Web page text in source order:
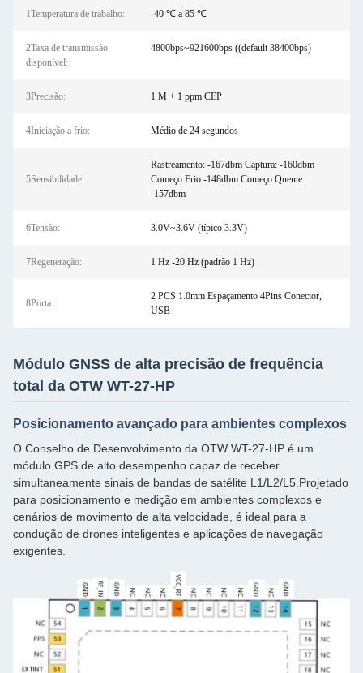
1Temperatura de trabalho: -40 ℃ a 85 ℃
2Taxa de transmissão
disponível:
4800bps~921600bps ((default 38400bps)
3Precisão: 1 M + 1 ppm CEP
4Iniciação a frio: Médio de 24 segundos
5Sensibilidade:
Rastreamento: -167dbm Captura: -160dbm
Começo Frio -148dbm Começo Quente:
-157dbm
6Tensão: 3.0V~3.6V (típico 3.3V)
7Regeneração: 1 Hz -20 Hz (padrão 1 Hz)
8Porta:
2 PCS 1.0mm Espaçamento 4Pins Conector,
USB
Módulo GNSS de alta precisão de frequência
total da OTW WT-27-HP
Posicionamento avançado para ambientes complexos
O Conselho de Desenvolvimento da OTW WT-27-HP é um
módulo GPS de alto desempenho capaz de receber
simultaneamente sinais de bandas de satélite L1/L2/L5.Projetado
para posicionamento e medição em ambientes complexos e
cenários de movimento de alta velocidade, é ideal para a
condução de drones inteligentes e aplicações de navegação
exigentes.